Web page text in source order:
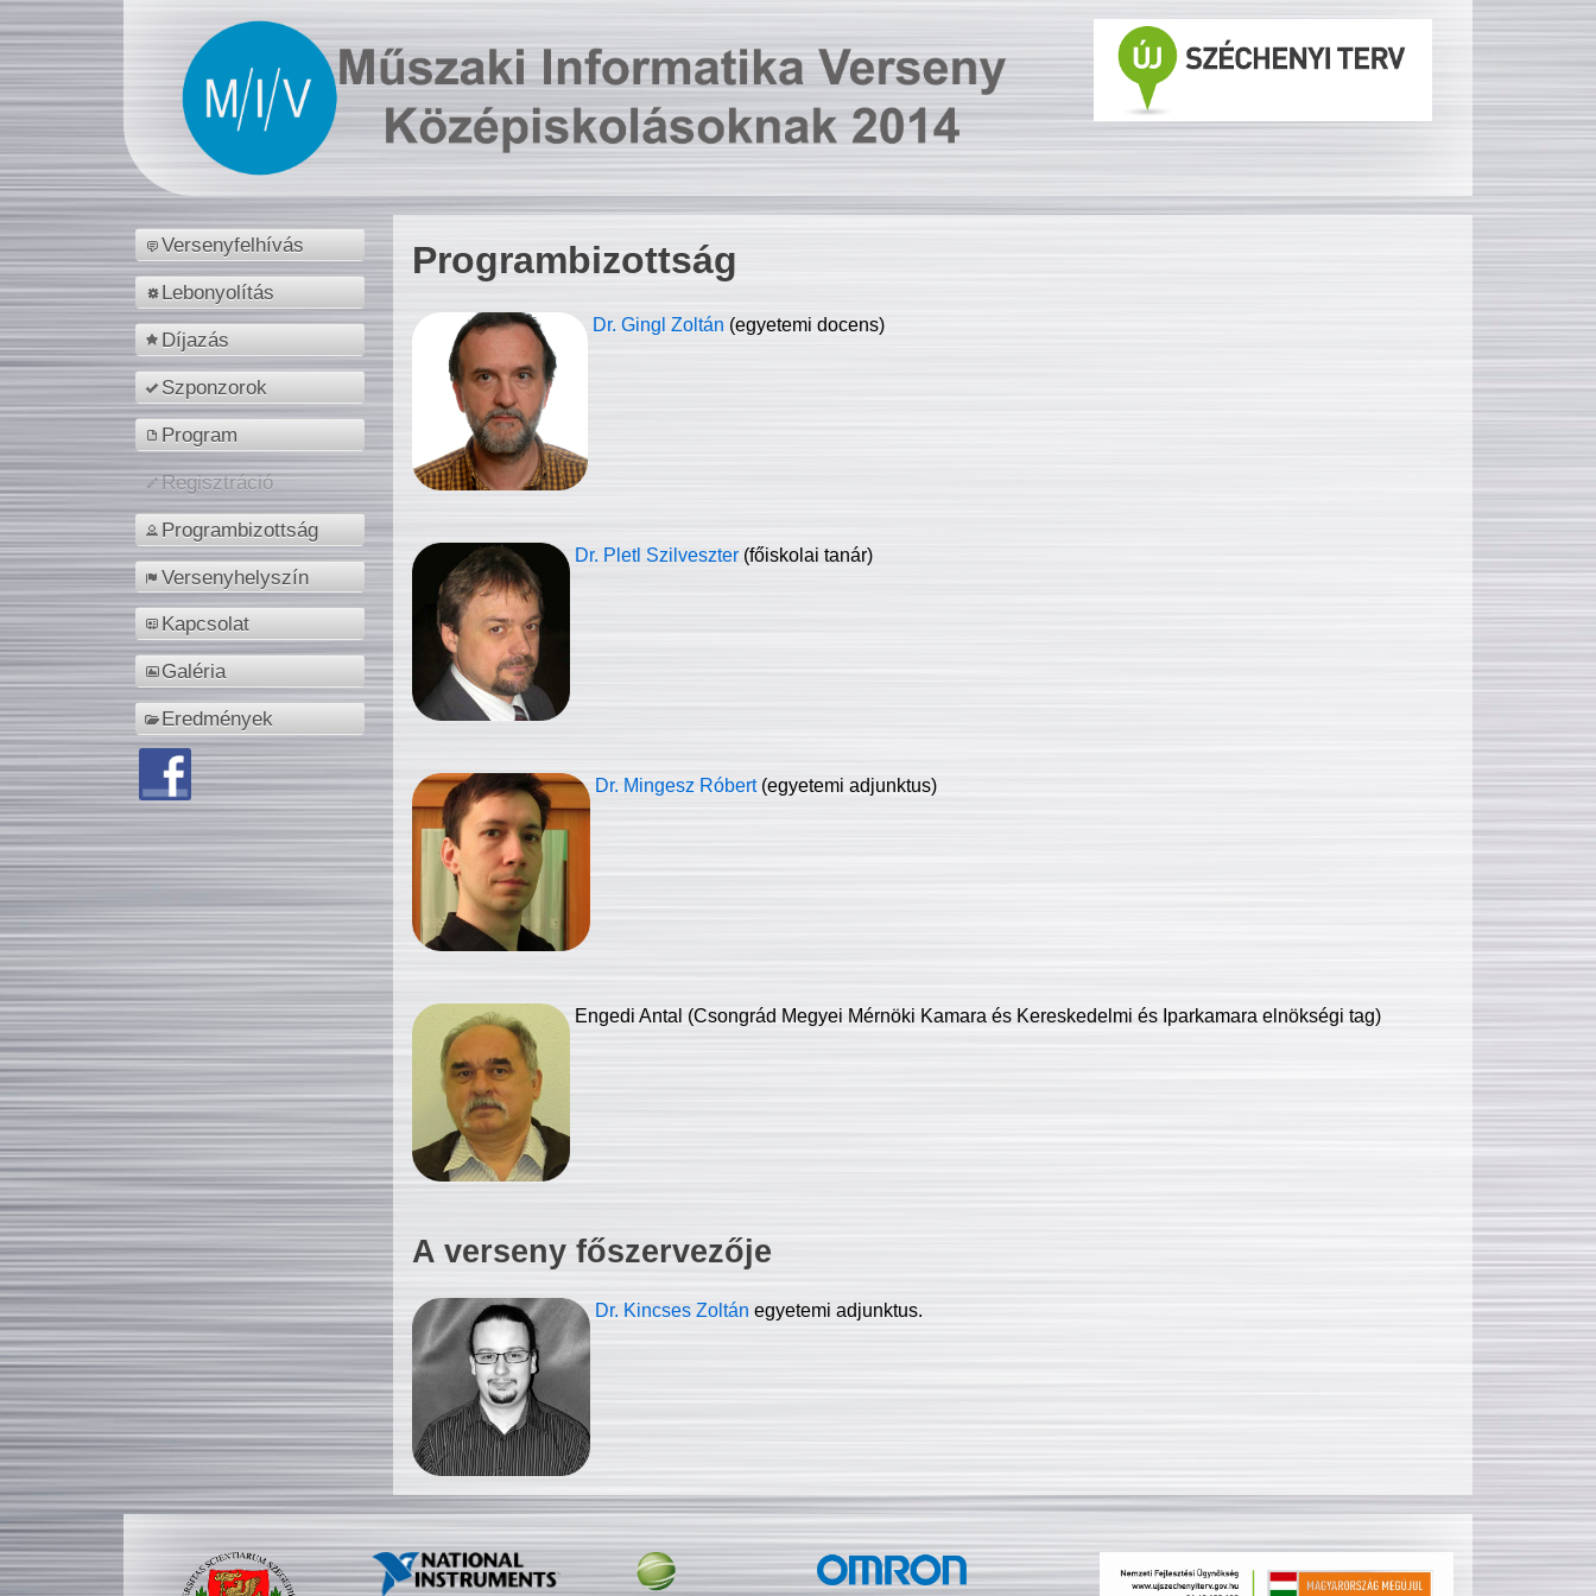
Versenyfelhívás
Lebonyolítás
Díjazás
Szponzorok
Program
Regisztráció
Programbizottság
Versenyhelyszín
Kapcsolat
Galéria
Eredmények
Programbizottság
Dr. Gingl Zoltán (egyetemi docens)
Dr. Pletl Szilveszter (főiskolai tanár)
Dr. Mingesz Róbert (egyetemi adjunktus)
Engedi Antal (Csongrád Megyei Mérnöki Kamara és Kereskedelmi és Iparkamara elnökségi tag)
A verseny főszervezője
Dr. Kincses Zoltán egyetemi adjunktus.